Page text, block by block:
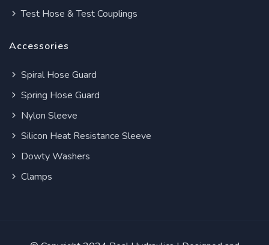
Test Hose & Test Couplings
Accessories
Spiral Hose Guard
Spring Hose Guard
Nylon Sleeve
Silicon Heat Resistance Sleeve
Dowty Washers
Clamps